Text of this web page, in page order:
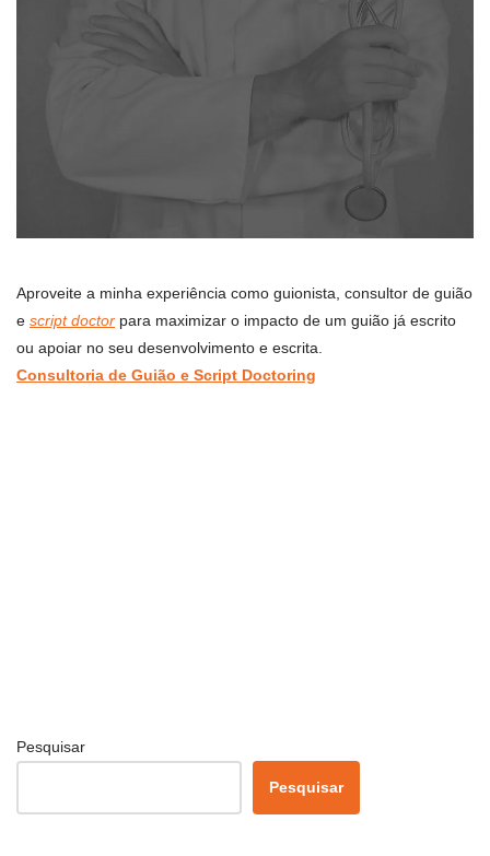
Aproveite a minha experiência como guionista, consultor de guião
e script doctor para maximizar o impacto de um guião já escrito
ou apoiar no seu desenvolvimento e escrita.
Consultoria de Guião e Script Doctoring
Pesquisar
Pesquisar